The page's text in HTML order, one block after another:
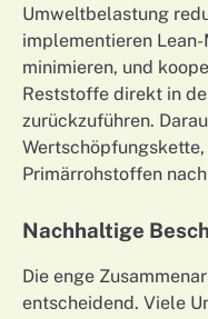
Umweltbelastung
implementieren
minimieren, und
Reststoffe direkt in
zurückzuführen.
Primärrohstoffen
Nachhaltige
Die enge
entscheidend. Viele